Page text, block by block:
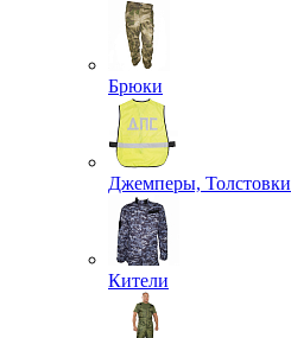
Брюки
Джемперы, Толстовки
Кители